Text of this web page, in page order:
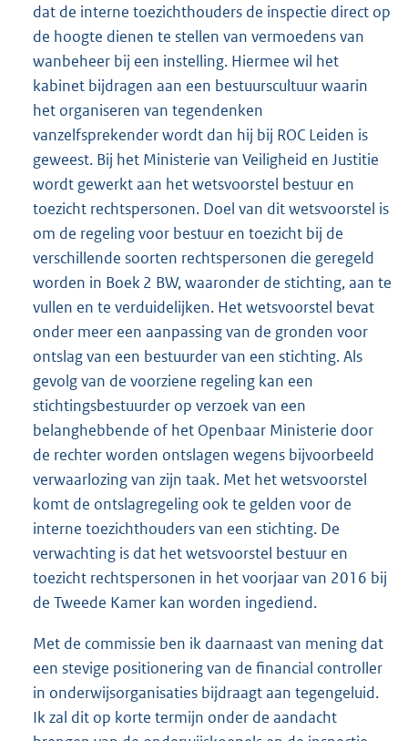
dat de interne toezichthouders de inspectie direct op
de hoogte dienen te stellen van vermoedens van
wanbeheer bij een instelling. Hiermee wil het
kabinet bijdragen aan een bestuurscultuur waarin
het organiseren van tegendenken
vanzelfsprekender wordt dan hij bij ROC Leiden is
geweest. Bij het Ministerie van Veiligheid en Justitie
wordt gewerkt aan het wetsvoorstel bestuur en
toezicht rechtspersonen. Doel van dit wetsvoorstel is
om de regeling voor bestuur en toezicht bij de
verschillende soorten rechtspersonen die geregeld
worden in Boek 2 BW, waaronder de stichting, aan te
vullen en te verduidelijken. Het wetsvoorstel bevat
onder meer een aanpassing van de gronden voor
ontslag van een bestuurder van een stichting. Als
gevolg van de voorziene regeling kan een
stichtingsbestuurder op verzoek van een
belanghebbende of het Openbaar Ministerie door
de rechter worden ontslagen wegens bijvoorbeeld
verwaarlozing van zijn taak. Met het wetsvoorstel
komt de ontslagregeling ook te gelden voor de
interne toezichthouders van een stichting. De
verwachting is dat het wetsvoorstel bestuur en
toezicht rechtspersonen in het voorjaar van 2016 bij
de Tweede Kamer kan worden ingediend.
Met de commissie ben ik daarnaast van mening dat
een stevige positionering van de financial controller
in onderwijsorganisaties bijdraagt aan tegengeluid.
Ik zal dit op korte termijn onder de aandacht